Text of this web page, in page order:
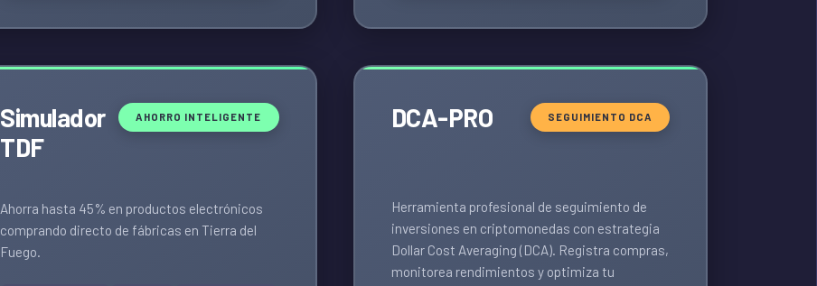
Simulador
TDF
AHORRO INTELIGENTE
Ahorra hasta 45% en productos electrónicos
comprando directo de fábricas en Tierra del
Fuego.
DCA-PRO SEGUIMIENTO DCA
Herramienta profesional de seguimiento de
inversiones en criptomonedas con estrategia
Dollar Cost Averaging (DCA). Registra compras,
monitorea rendimientos y optimiza tu